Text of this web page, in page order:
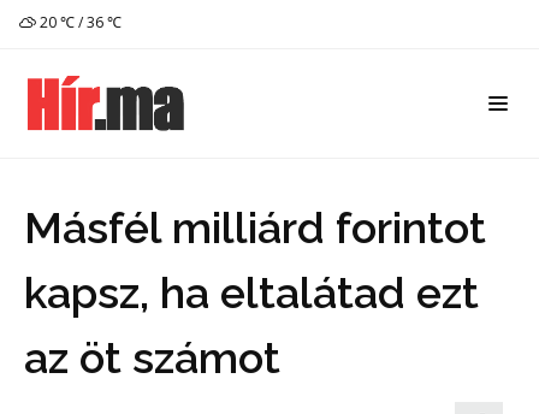
20 ℃ / 36 ℃
Másfél milliárd forintot
kapsz, ha eltalátad ezt
az öt számot